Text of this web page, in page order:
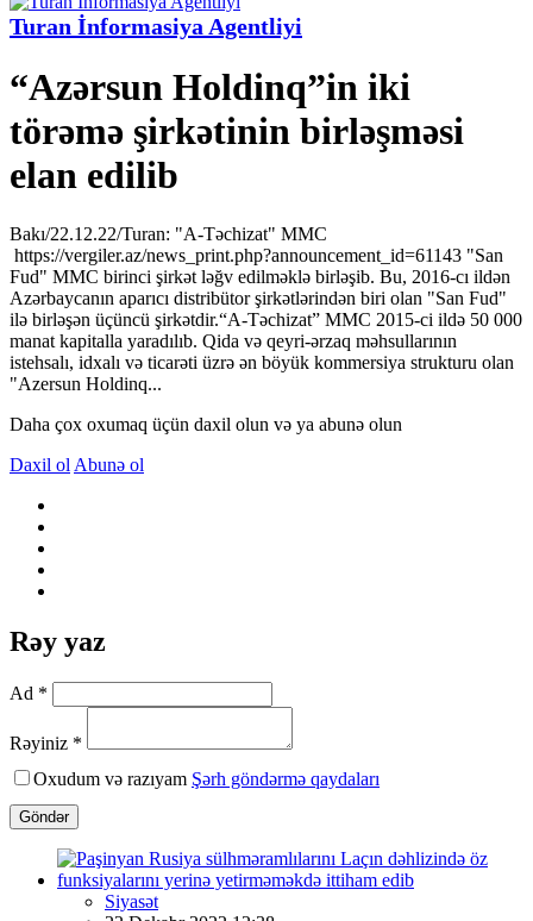
Turan İnformasiya Agentliyi
“Azərsun Holdinq”in iki
törəmə şirkətinin birləşməsi
elan edilib
Bakı/22.12.22/Turan: "A-Təchizat" MMC
https://vergiler.az/news_print.php?announcement_id=61143 "San
Fud" MMC birinci şirkət ləğv edilməklə birləşib. Bu, 2016-cı ildən
Azərbaycanın aparıcı distribütor şirkətlərindən biri olan "San Fud"
ilə birləşən üçüncü şirkətdir.“A-Təchizat” MMC 2015-ci ildə 50 000
manat kapitalla yaradılıb. Qida və qeyri-ərzaq məhsullarının
istehsalı, idxalı və ticarəti üzrə ən böyük kommersiya strukturu olan
"Azersun Holdinq...
Daha çox oxumaq üçün daxil olun və ya abunə olun
Daxil ol Abunə ol
Rəy yaz
Ad *
Rəyiniz *
Oxudum və razıyam Şərh göndərmə qaydaları
Göndər
Siyasət